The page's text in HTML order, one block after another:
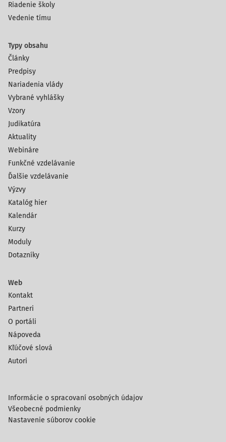
Riadenie školy
Vedenie tímu
Typy obsahu
Články
Predpisy
Nariadenia vlády
Vybrané vyhlášky
Vzory
Judikatúra
Aktuality
Webináre
Funkčné vzdelávanie
Ďalšie vzdelávanie
Výzvy
Katalóg hier
Kalendár
Kurzy
Moduly
Dotazníky
Web
Kontakt
Partneri
O portáli
Nápoveda
Kľúčové slová
Autori
Informácie o spracovaní osobných údajov
Všeobecné podmienky
Nastavenie súborov cookie